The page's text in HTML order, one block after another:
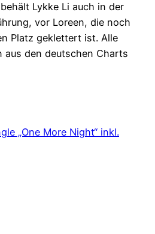
Lykke Li auch in der
vor Loreen, die noch
Platz geklettert ist. Alle
aus den deutschen Charts